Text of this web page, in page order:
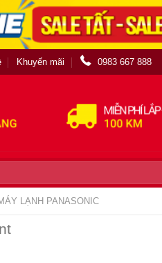
Khuyến mãi 0983 667 888
LẠNH PANASONIC